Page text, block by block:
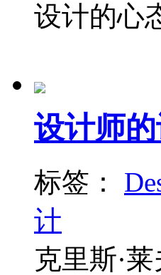
设计的心
设计师
标签：
计
克里斯·